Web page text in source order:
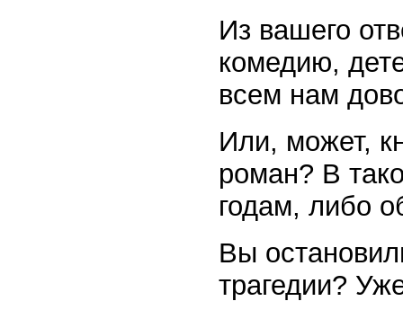
Из вашего
комедию,
всем нам
Или, может,
роман? В
годам, либо
Вы
трагедии?